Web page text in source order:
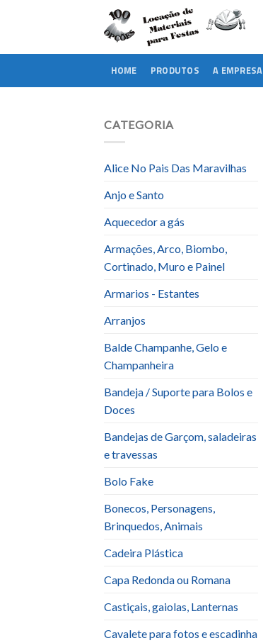
HOME PRODUTOS A EMPRESA
CATEGORIA
Alice No Pais Das Maravilhas
Anjo e Santo
Aquecedor a gás
Armações, Arco, Biombo,
Cortinado, Muro e Painel
Armarios - Estantes
Arranjos
Balde Champanhe, Gelo e
Champanheira
Bandeja / Suporte para Bolos e
Doces
Bandejas de Garçom, saladeiras
e travessas
Bolo Fake
Bonecos, Personagens,
Brinquedos, Animais
Cadeira Plástica
Capa Redonda ou Romana
Castiçais, gaiolas, Lanternas
Cavalete para fotos e escadinha
Add to
wishlist